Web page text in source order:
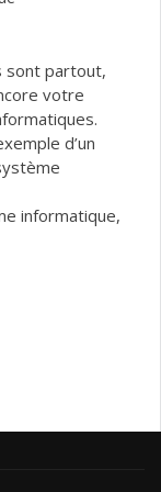
sont partout,
votre
d’un
informatique,